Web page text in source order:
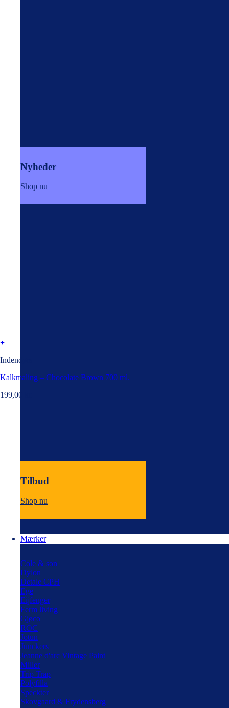
Nyheder
Shop nu
Tilbud
Shop nu
Mærker
Cole & son
Dylon
Detale CPH
Ege
Eijfenger
Ferm living
Gjøco
ROC
Jotun
Junckers
Jeanne d'arc Vintage Paint
Miller
Trip Trap
Polyfilla
Speckter
Skovgaard & Frydensberg
+
Indendørs
Kalkmaling – Chocolate Brown 700 ml.
199,00